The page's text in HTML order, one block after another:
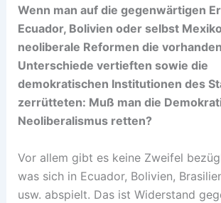
Wenn man auf die gegenwärtigen
Ecuador, Bolivien oder selbst
neoliberale Reformen die
Unterschiede vertieften sowie die
demokratischen Institutionen des
zerrütteten: Muß man die
Neoliberalismus retten?
Vor allem gibt es keine Zweifel
was sich in Ecuador, Bolivien,
usw. abspielt. Das ist Widerstand